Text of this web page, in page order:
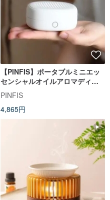
【PINFIS】ポータブルミニエッ
センシャルオイルアロマディフ
ューザー（フランス産オーガニ
ックエッセンシャルオイル10ml
贈呈）
PINFIS
4,865円